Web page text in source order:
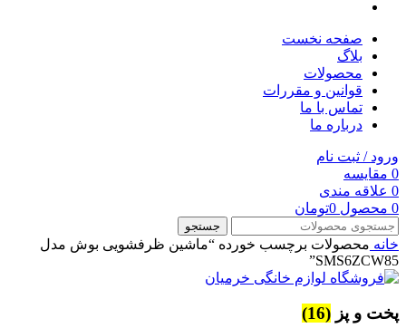
صفحه نخست
بلاگ
محصولات
قوانین و مقررات
تماس با ما
درباره ما
ورود / ثبت نام
0 مقایسه
0 علاقه مندی
0 محصول 0تومان
جستجو
خانه محصولات برچسب خورده “ماشین ظرفشویی بوش مدل
SMS6ZCW85”
پخت و پز (16)